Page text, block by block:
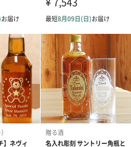
ただいた場合は、製作に入
作し、メールにてお送りいた
メールお送り日は事前にご案
る？】
お送りする際、メール内に